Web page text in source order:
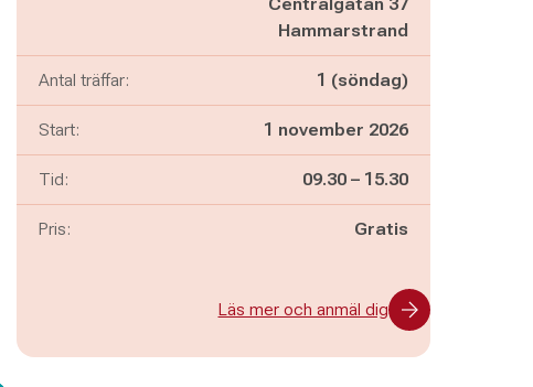
Hammarstrand
Antal träffar: 1 (söndag)
Start: 1 november 2026
Tid: Pågår mellan
09.30 – och
15.30
Pris: Gratis
Läs mer och anmäl dig